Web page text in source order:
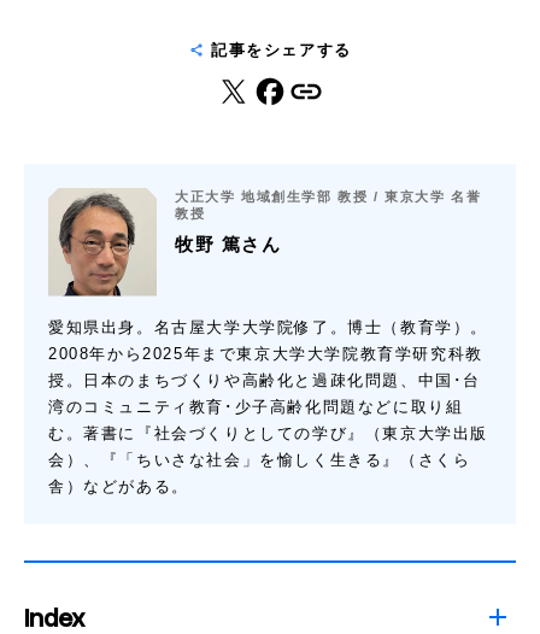
記事をシェアする
大正大学 地域創生学部 教授 / 東京大学 名誉
教授
牧野 篤さん
愛知県出身。名古屋大学大学院修了。博士（教育学）。
2008年から2025年まで東京大学大学院教育学研究科教
授。日本のまちづくりや高齢化と過疎化問題、中国･台
湾のコミュニティ教育･少子高齢化問題などに取り組
む。著書に『社会づくりとしての学び』（東京大学出版
会）、『「ちいさな社会」を愉しく生きる』（さくら
舎）などがある。
Index